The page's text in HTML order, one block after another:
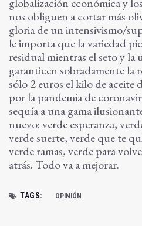
globalización económica y
nos obliguen a cortar más
gloria de un intensivismo/
le importa que la variedad
residual mientras el seto y la
garanticen sobradamente la
sólo 2 euros el kilo de aceite
por la pandemia de
sequía a una gama
nuevo: verde esperanza,
verde suerte, verde que te
verde ramas, verde para
atrás. Todo va a mejorar.
TAGS: OPINIÓN